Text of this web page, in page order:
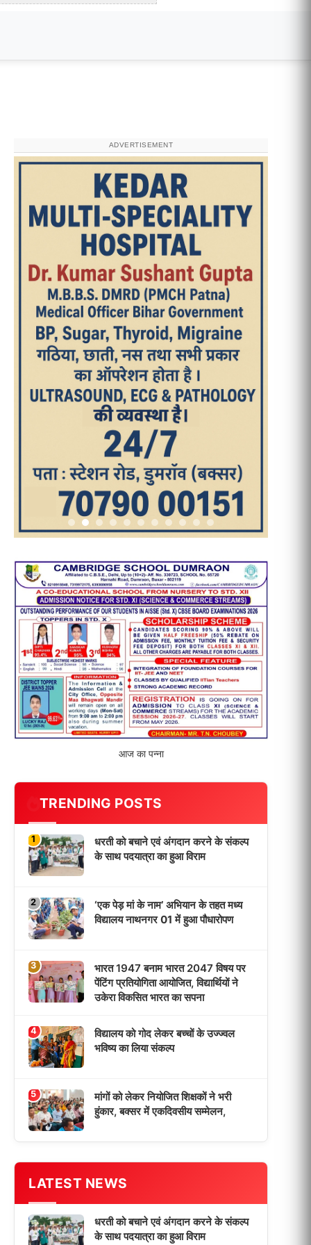
ADVERTISEMENT
आज का पन्ना
TRENDING POSTS
धरती को बचाने एवं अंगदान करने के संकल्प
के साथ पदयात्रा का हुआ विराम
2
‘एक पेड़ मां के नाम’ अभियान के तहत मध्य
विद्यालय नाथनगर 01 में हुआ पौधारोपण
3
भारत 1947 बनाम भारत 2047 विषय पर
पेंटिंग प्रतियोगिता आयोजित, विद्यार्थियों ने
उकेरा विकसित भारत का सपना
विद्यालय को गोद लेकर बच्चों के उज्ज्वल
मांगों को लेकर नियोजित शिक्षकों ने भरी
हुंकार, बक्सर में एकदिवसीय सम्मेलन,
LATEST NEWS
‘एक पेड़ मां के नाम’ अभियान के तहत मध्य
उकेरा विकसित भारत का सपना
भविष्य का लिया संकल्प
मांगों को लेकर नियोजित शिक्षकों ने भरी
हुंकार, बक्सर में एकदिवसीय सम्मेलन,